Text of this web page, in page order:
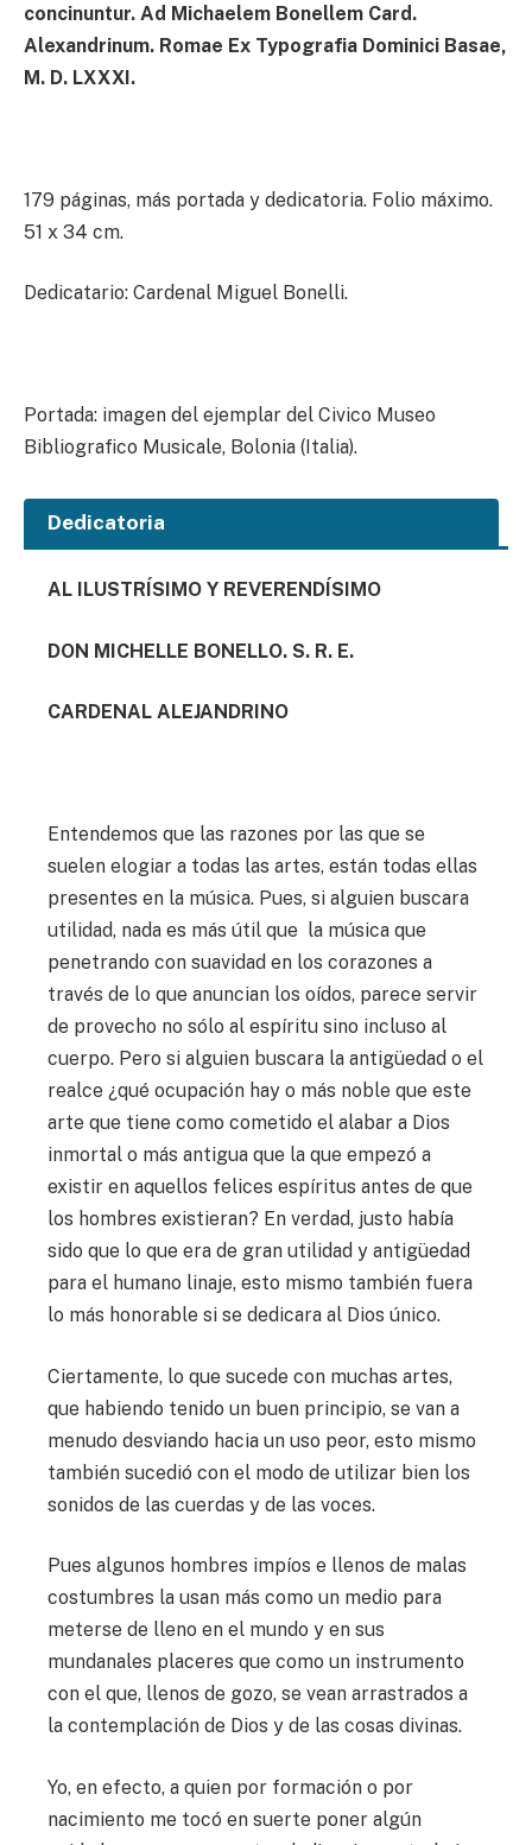
concinuntur. Ad Michaelem Bonellem Card.
Alexandrinum. Romae Ex Typografia Dominici Basae,
M. D. LXXXI.
179 páginas, más portada y dedicatoria. Folio máximo.
51 x 34 cm.
Dedicatario: Cardenal Miguel Bonelli.
Portada: imagen del ejemplar del Civico Museo
Bibliografico Musicale, Bolonia (Italia).
Dedicatoria
AL ILUSTRÍSIMO Y REVERENDÍSIMO
DON MICHELLE BONELLO. S. R. E.
CARDENAL ALEJANDRINO
Entendemos que las razones por las que se
suelen elogiar a todas las artes, están todas ellas
presentes en la música. Pues, si alguien buscara
utilidad, nada es más útil que la música que
penetrando con suavidad en los corazones a
través de lo que anuncian los oídos, parece servir
de provecho no sólo al espíritu sino incluso al
cuerpo. Pero si alguien buscara la antigüedad o el
realce ¿qué ocupación hay o más noble que este
arte que tiene como cometido el alabar a Dios
inmortal o más antigua que la que empezó a
existir en aquellos felices espíritus antes de que
los hombres existieran? En verdad, justo había
sido que lo que era de gran utilidad y antigüedad
para el humano linaje, esto mismo también fuera
lo más honorable si se dedicara al Dios único.
Ciertamente, lo que sucede con muchas artes,
que habiendo tenido un buen principio, se van a
menudo desviando hacia un uso peor, esto mismo
también sucedió con el modo de utilizar bien los
sonidos de las cuerdas y de las voces.
Pues algunos hombres impíos e llenos de malas
costumbres la usan más como un medio para
meterse de lleno en el mundo y en sus
mundanales placeres que como un instrumento
con el que, llenos de gozo, se vean arrastrados a
la contemplación de Dios y de las cosas divinas.
Yo, en efecto, a quien por formación o por
nacimiento me tocó en suerte poner algún